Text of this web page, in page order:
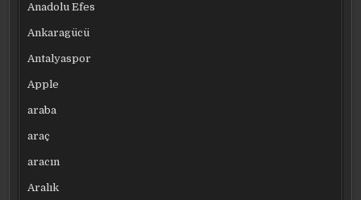
Anadolu Efes
Ankaragücü
Antalyaspor
Apple
araba
araç
aracın
Aralık